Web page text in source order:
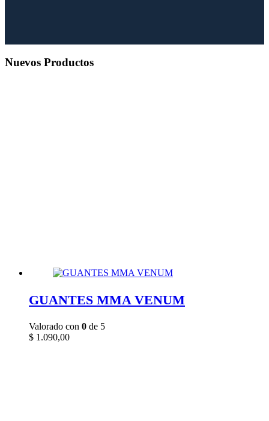
Nuevos Productos
GUANTES MMA VENUM
Valorado con 0 de 5
$ 1.090,00